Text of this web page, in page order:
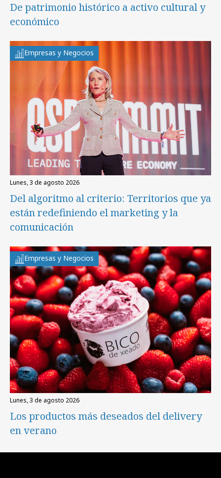
De patrimonio histórico a activo cultural y
económico
Empresas y Negocios
lunes, 3 de agosto 2026
Del algoritmo al criterio: Territorios que ya
están redefiniendo el marketing y la
comunicación
Empresas y Negocios
lunes, 3 de agosto 2026
Los productos más deseados del delivery
en verano